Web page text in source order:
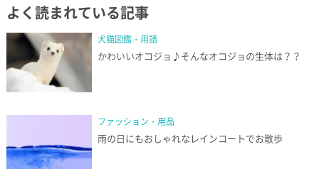
よく読まれている記事
犬猫図鑑・用語
かわいいオコジョ♪そんなオコジョの生体は？？
ファッション・用品
雨の日にもおしゃれなレインコートでお散歩